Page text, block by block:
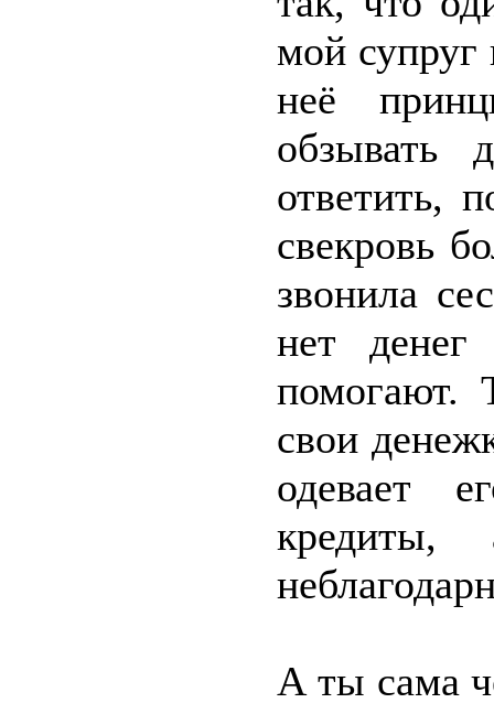
мой супруг
неё
обзывать
ответить,
свекровь
звонила
нет
помогают.
свои
одевает
А ты сама